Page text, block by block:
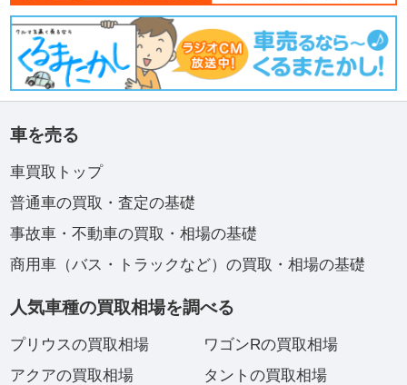
車を売る
車買取トップ
普通車の買取・査定の基礎
事故車・不動車の買取・相場の基礎
商用車（バス・トラックなど）の買取・相場の基礎
人気車種の買取相場を調べる
プリウスの買取相場
アクアの買取相場
ワゴンRの買取相場
タントの買取相場